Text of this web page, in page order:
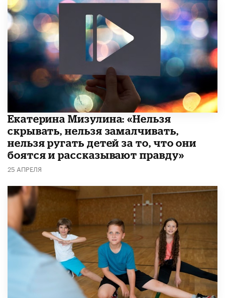
Екатерина Мизулина: «Нельзя
скрывать, нельзя замалчивать,
нельзя ругать детей за то, что они
боятся и рассказывают правду»
25 АПРЕЛЯ